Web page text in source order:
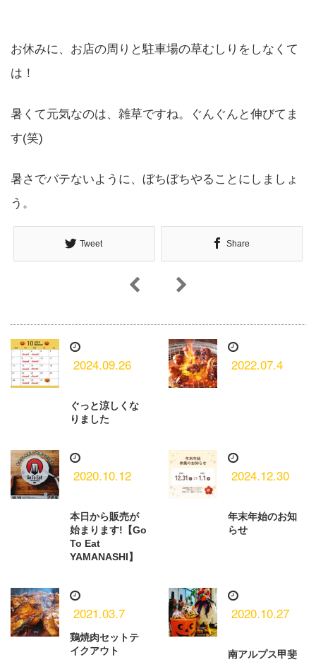
お休みに、お店の周りと駐車場の草むしりをしなくて
は！
暑くて元気なのは、雑草ですね。ぐんぐんと伸びてま
す(笑)
暑さでバテないように、ぼちぼちやることにしましょ
う。
Tweet Share
2024.09.26
ぐっと涼しくな
りました
2022.07.4
2020.10.12
本日から販売が
始まります!【Go
To Eat
YAMANASHI】
2024.12.30
年末年始のお知
らせ
2021.03.7
鶏焼肉セットテ
イクアウト
2020.10.27
南アルプス甲斐